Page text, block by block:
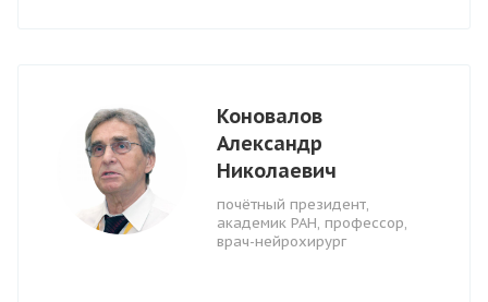
Коновалов
Александр
Николаевич
почётный президент,
академик РАН, профессор,
врач-нейрохирург